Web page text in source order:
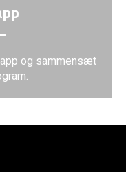
og sammensæt